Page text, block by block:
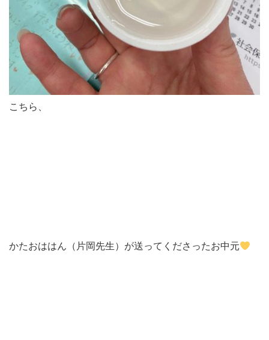
こちら、
かたおははん（片岡先生）が送ってくださったお中元